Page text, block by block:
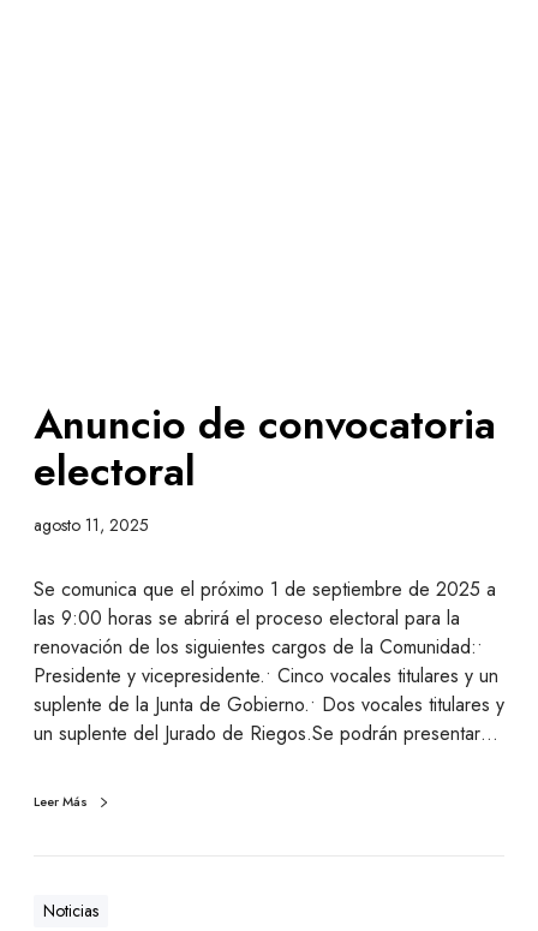
Anuncio de convocatoria
electoral
agosto 11, 2025
Se comunica que el próximo 1 de septiembre de 2025 a
las 9:00 horas se abrirá el proceso electoral para la
renovación de los siguientes cargos de la Comunidad:•
Presidente y vicepresidente.• Cinco vocales titulares y un
suplente de la Junta de Gobierno.• Dos vocales titulares y
un suplente del Jurado de Riegos.Se podrán presentar…
Leer Más
Noticias